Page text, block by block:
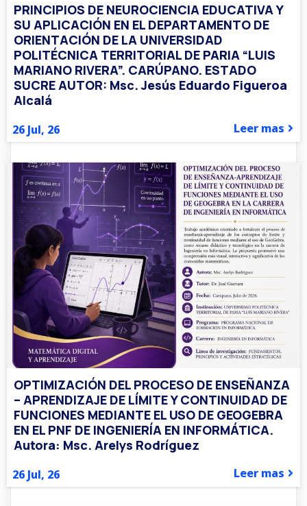
PRINCIPIOS DE NEUROCIENCIA EDUCATIVA Y
SU APLICACIÓN EN EL DEPARTAMENTO DE
ORIENTACIÓN DE LA UNIVERSIDAD
POLITÉCNICA TERRITORIAL DE PARIA “LUIS
MARIANO RIVERA”. CARÚPANO. ESTADO
SUCRE AUTOR: Msc. Jesús Eduardo Figueroa
Alcalá
26 Jul, 26 Leer mas
OPTIMIZACIÓN DEL PROCESO DE ENSEÑANZA
– APRENDIZAJE DE LÍMITE Y CONTINUIDAD DE
FUNCIONES MEDIANTE EL USO DE GEOGEBRA
EN EL PNF DE INGENIERÍA EN INFORMÁTICA.
Autora: Msc. Arelys Rodríguez
26 Jul, 26 Leer mas